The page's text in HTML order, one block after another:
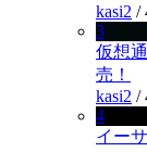
kasi2 /
3
仮想
売！
kasi2 /
4
イー